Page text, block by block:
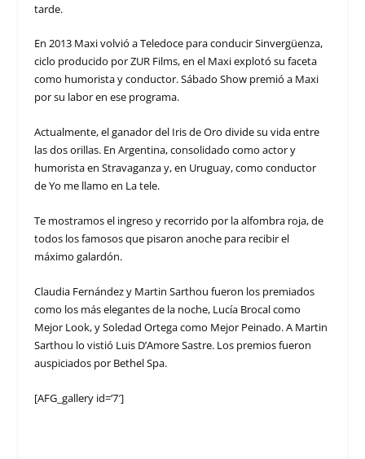
tarde.
En 2013 Maxi volvió a Teledoce para conducir Sinvergüenza,
ciclo producido por ZUR Films, en el Maxi explotó su faceta
como humorista y conductor. Sábado Show premió a Maxi
por su labor en ese programa.
Actualmente, el ganador del Iris de Oro divide su vida entre
las dos orillas. En Argentina, consolidado como actor y
humorista en Stravaganza y, en Uruguay, como conductor
de Yo me llamo en La tele.
Te mostramos el ingreso y recorrido por la alfombra roja, de
todos los famosos que pisaron anoche para recibir el
máximo galardón.
Claudia Fernández y Martin Sarthou fueron los premiados
como los más elegantes de la noche, Lucía Brocal como
Mejor Look, y Soledad Ortega como Mejor Peinado. A Martin
Sarthou lo vistió Luis D’Amore Sastre. Los premios fueron
auspiciados por Bethel Spa.
[AFG_gallery id=’7′]